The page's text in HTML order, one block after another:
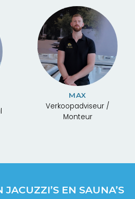
MAX
Verkoopadviseur /
Monteur
EN SAUNA’S